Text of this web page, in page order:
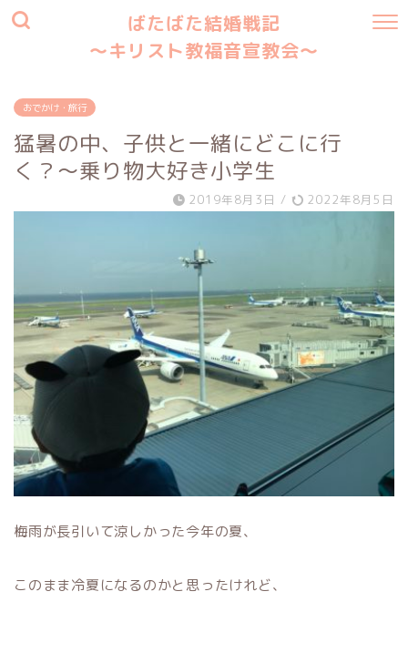
ばたばた結婚戦記
〜キリスト教福音宣教会〜
おでかけ・旅行
猛暑の中、子供と一緒にどこに行
く？〜乗り物大好き小学生
2019年8月3日 / 2022年8月5日
梅雨が長引いて涼しかった今年の夏、
このまま冷夏になるのかと思ったけれど、